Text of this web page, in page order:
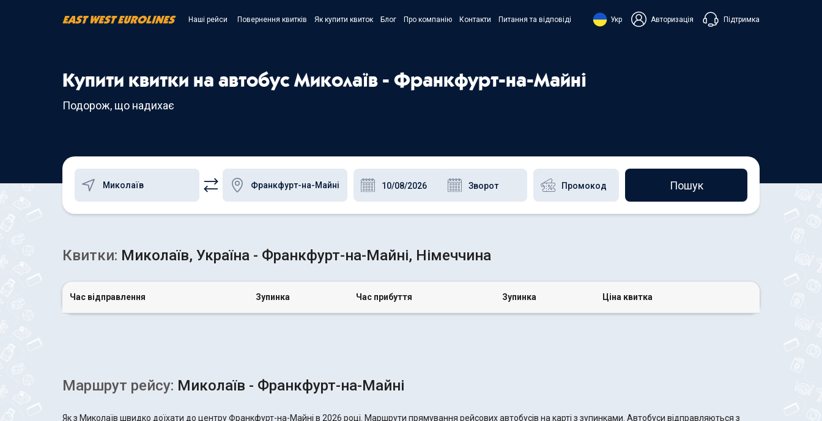
Наші рейси Повернення квитків Як купити квиток Блог Про компанію Контакти Питання та відповіді Укр Авторизація Підтримка
Чат в Messenger
Купити квитки на автобус Миколаїв - Франкфурт-на-Майні
Подорож, що надихає
Пошук
Квитки: Миколаїв, Україна - Франкфурт-на-Майні, Німеччина
Час відправлення Зупинка Час прибуття Зупинка Ціна квитка
Маршрут рейсу: Миколаїв - Франкфурт-на-Майні
Як з Миколаїв швидко доїхати до центру Франкфурт-на-Майні в 2026 році. Маршрути прямування рейсових автобусів на карті з зупинками. Автобуси відправляються з